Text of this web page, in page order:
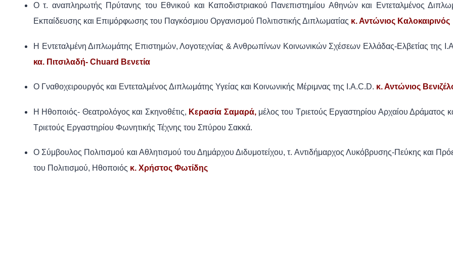
Ο τ. αναπληρωτής Πρύτανης του Εθνικού και Καποδιστριακού Πανεπιστημίου Αθηνών και Εντεταλμένος
Εκπαίδευσης και Επιμόρφωσης του Παγκόσμιου Οργανισμού Πολιτιστικής Διπλωματίας κ. Αντώνιος Καλοκαιρινός
Η Εντεταλμένη Διπλωμάτης Επιστημών, Λογοτεχνίας & Ανθρωπίνων Κοινωνικών Σχέσεων Ελλάδας-Ελβετίας της
κα. Πιτσιλαδή- Chuard Βενετία
Ο Γναθοχειρουργός και Εντεταλμένος Διπλωμάτης Υγείας και Κοινωνικής Μέριμνας της I.A.C.D. κ. Αντώνιος
Η Ηθοποιός- Θεατρολόγος και Σκηνοθέτις, Κερασία Σαμαρά,μέλος του Τριετούς Εργαστηρίου Αρχαίου Δράματος
Τριετούς Εργαστηρίου Φωνητικής Τέχνης του Σπύρου Σακκά.
Ο Σύμβουλος Πολιτισμού και Αθλητισμού του Δημάρχου Διδυμοτείχου, τ. Αντιδήμαρχος Λυκόβρυσης-Πεύκης και
του Πολιτισμού, Ηθοποιός κ. Χρήστος Φωτίδης